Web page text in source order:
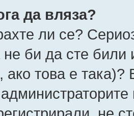
да вляза?
ли се?
не би да сте
това е така)?